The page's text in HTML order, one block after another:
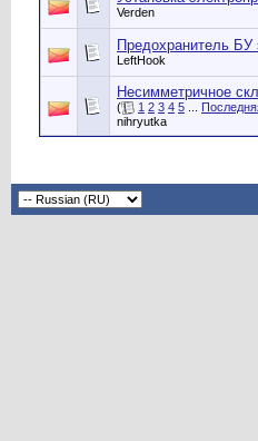
Verden
Предохранитель БУ
LeftHook
Несимметричное
( 1 2 3 4 5
nihryutka